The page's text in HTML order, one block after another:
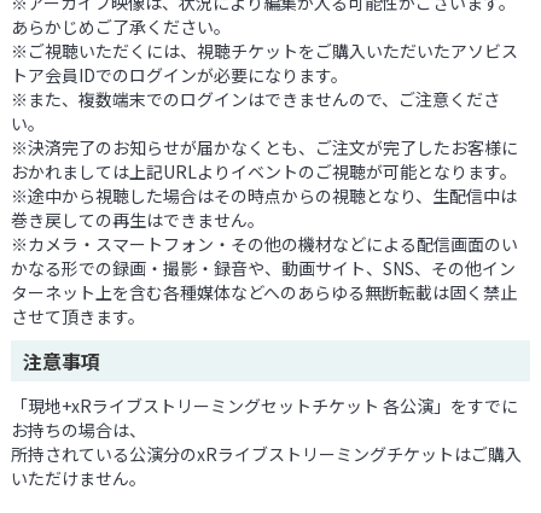
あらかじめご了承ください。
※ご視聴いただくには、視聴チケットをご購入いただいたアソビス
トア会員IDでのログインが必要になります。
※また、複数端末でのログインはできませんので、ご注意くださ
い。
※決済完了のお知らせが届かなくとも、ご注文が完了したお客様に
おかれましては上記URLよりイベントのご視聴が可能となります。
※途中から視聴した場合はその時点からの視聴となり、生配信中は
巻き戻しての再生はできません。
※カメラ・スマートフォン・その他の機材などによる配信画面のい
かなる形での録画・撮影・録音や、動画サイト、SNS、その他イン
ターネット上を含む各種媒体などへのあらゆる無断転載は固く禁止
させて頂きます。
注意事項
「現地+xRライブストリーミングセットチケット 各公演」をすでに
お持ちの場合は、
所持されている公演分のxRライブストリーミングチケットはご購入
いただけません。